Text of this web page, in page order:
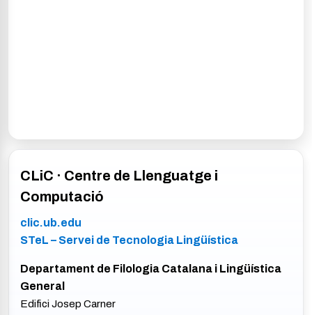
CLiC · Centre de Llenguatge i
Computació
clic.ub.edu
STeL – Servei de Tecnologia Lingüística
Departament de Filologia Catalana i Lingüística
General
Edifici Josep Carner